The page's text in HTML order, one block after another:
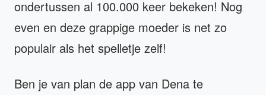
ondertussen al 100.000 keer bekeken! Nog
even en deze grappige moeder is net zo
populair als het spelletje zelf!
Ben je van plan de app van Dena te